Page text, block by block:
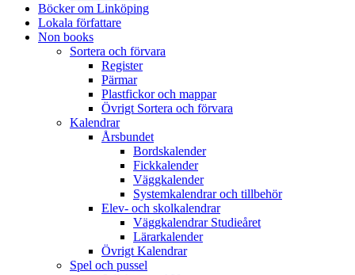
Böcker om Linköping
Lokala författare
Non books
Sortera och förvara
Register
Pärmar
Plastfickor och mappar
Övrigt Sortera och förvara
Kalendrar
Årsbundet
Bordskalender
Fickkalender
Väggkalender
Systemkalendrar och tillbehör
Elev- och skolkalendrar
Väggkalendrar Studieåret
Lärarkalender
Övrigt Kalendrar
Spel och pussel